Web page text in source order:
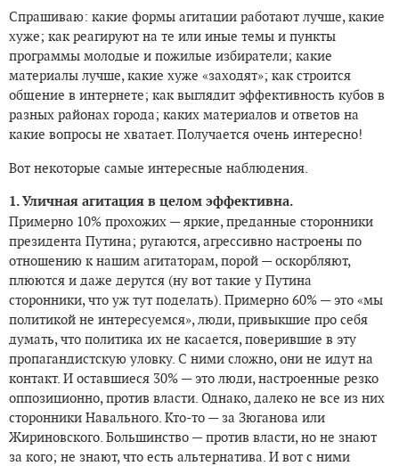
Спрашиваю: какие формы агитации работают лучше, какие
хуже; как реагируют на те или иные темы и пункты
программы молодые и пожилые избиратели; какие
материалы лучше, какие хуже «заходят»; как строится
общение в интернете; как выглядит эффективность кубов в
разных районах города; каких материалов и ответов на
какие вопросы не хватает. Получается очень интересно!
Вот некоторые самые интересные наблюдения.
1. Уличная агитация в целом эффективна.
Примерно 10% прохожих — яркие, преданные сторонники
президента Путина; ругаются, агрессивно настроены по
отношению к нашим агитаторам, порой — оскорбляют,
плюются и даже дерутся (ну вот такие у Путина
сторонники, что уж тут поделать). Примерно 60% — это «мы
политикой не интересуемся», люди, привыкшие про себя
думать, что политика их не касается, поверившие в эту
пропагандистскую уловку. С ними сложно, они не идут на
контакт. И оставшиеся 30% — это люди, настроенные резко
оппозиционно, против власти. Однако, далеко не все из них
сторонники Навального. Кто-то — за Зюганова или
Жириновского. Большинство — против власти, но не знают
за кого; не знают, что есть альтернатива. И вот с ними